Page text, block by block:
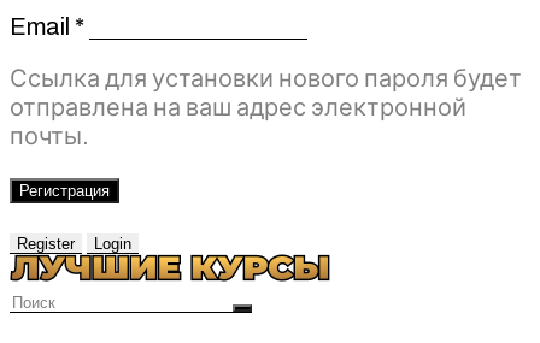
Email *Обязательно
Ссылка для установки нового пароля будет
отправлена ​​на ваш адрес электронной
почты.
Регистрация
Register Login